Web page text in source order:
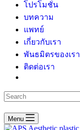
โปรโมชั่น
บทความ
แพทย์
เกี่ยวกับเรา
พันธมิตรของเรา
ติดต่อเรา
No
results
Menu